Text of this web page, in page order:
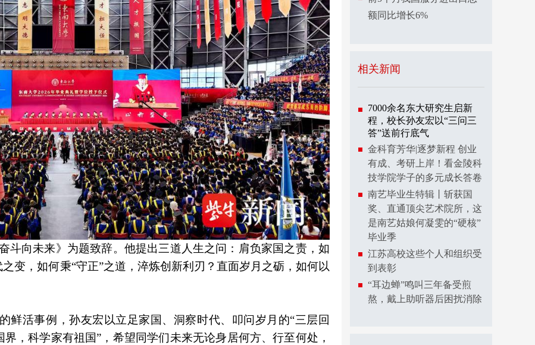
斗向未来》为题致辞。他提出三道人生之问：肩负家国之责，如
变，如何秉“守正”之道，淬炼创新利刃？直面岁月之砺，如何以
鲜活事例，孙友宏以立足家国、洞察时代、叩问岁月的“三层回
，科学家有祖国”，希望同学们未来无论身居何方、行至何处，
额同比增长6%
相关新闻
7000余名东大研究生启新
程，校长孙友宏以“三问三
答”送前行底气
金科育芳华|逐梦新程 创业
有成、考研上岸！看金陵科
技学院学子的多元成长答卷
南艺毕业生特辑丨斩获国
奖、直通顶尖艺术院所，这
是南艺姑娘何凝雯的“硬核”
毕业季
江苏高校这些个人和组织受
到表彰
“耳边蝉”鸣叫三年备受煎
熬，戴上助听器后困扰消除